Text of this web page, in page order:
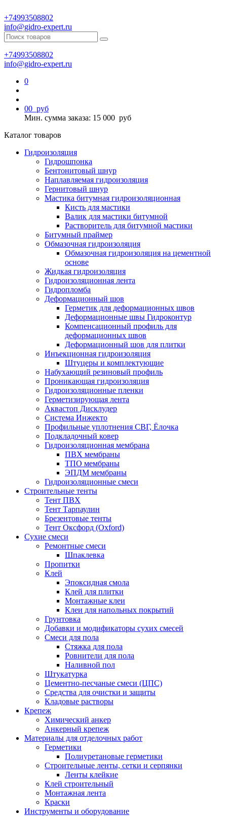
+74993508802
info@gidro-expert.ru
+74993508802
info@gidro-expert.ru
0
00 руб
Мин. сумма заказа: 15 000 руб
Каталог товаров
Гидроизоляция
Гидрошпонка
Бентонитовый шнур
Наплавляемая гидроизоляция
Гернитовый шнур
Мастика битумная гидроизоляционная
Кисть для мастики
Валик для мастики битумной
Растворитель для битумной мастики
Битумный праймер
Обмазочная гидроизоляция
Обмазочная гидроизоляция на цементной
основе
Жидкая гидроизоляция
Гидроизоляционная лента
Гидропломба
Деформационный шов
Герметик для деформационных швов
Деформационные швы Гидроконтур
Компенсационный профиль для
деформационных швов
Деформационный шов для плитки
Инъекционная гидроизоляция
Штуцеры и комплектующие
Набухающий резиновый профиль
Проникающая гидроизоляция
Гидроизоляционные пленки
Герметизирующая лента
Аквастоп Дисклудер
Система Инжекто
Профильные уплотнения СВГ, Ёлочка
Подкладочный ковер
Гидроизоляционная мембрана
ПВХ мембраны
ТПО мембраны
ЭПДМ мембраны
Гидроизоляционные смеси
Строительные тенты
Тент ПВХ
Тент Тарпаулин
Брезентовые тенты
Тент Оксфорд (Oxford)
Сухие смеси
Ремонтные смеси
Шпаклевка
Пропитки
Клей
Эпоксидная смола
Клей для плитки
Монтажные клеи
Клеи для напольных покрытий
Грунтовка
Добавки и модификаторы сухих смесей
Смеси для пола
Стяжка для пола
Ровнители для пола
Наливной пол
Штукатурка
Цементно-песчаные смеси (ЦПС)
Средства для очистки и защиты
Кладовые растворы
Крепеж
Химический анкер
Анкерный крепеж
Материалы для отделочных работ
Герметики
Полиуретановые герметики
Строительные ленты, сетки и серпянки
Ленты клейкие
Клей строительный
Монтажная лента
Краски
Инструменты и оборудование